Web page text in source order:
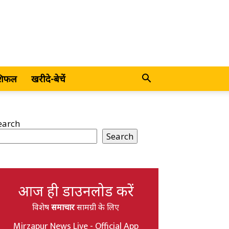
खरीदे-बेचें
Search
आज ही डाउनलोड करें
विशेषसमाचारसामग्री के लिए